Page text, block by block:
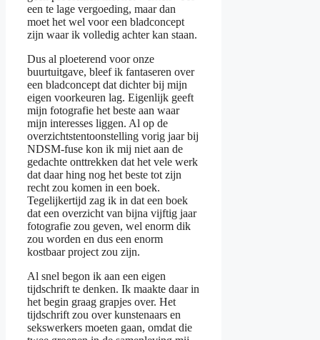
een te lage vergoeding, maar dan
moet het wel voor een bladconcept
zijn waar ik volledig achter kan staan.
Dus al ploeterend voor onze
buurtuitgave, bleef ik fantaseren over
een bladconcept dat dichter bij mijn
eigen voorkeuren lag. Eigenlijk geeft
mijn fotografie het beste aan waar
mijn interesses liggen. Al op de
overzichtstentoonstelling vorig jaar bij
NDSM-fuse kon ik mij niet aan de
gedachte onttrekken dat het vele werk
dat daar hing nog het beste tot zijn
recht zou komen in een boek.
Tegelijkertijd zag ik in dat een boek
dat een overzicht van bijna vijftig jaar
fotografie zou geven, wel enorm dik
zou worden en dus een enorm
kostbaar project zou zijn.
Al snel begon ik aan een eigen
tijdschrift te denken. Ik maakte daar in
het begin graag grapjes over. Het
tijdschrift zou over kunstenaars en
sekswerkers moeten gaan, omdat die